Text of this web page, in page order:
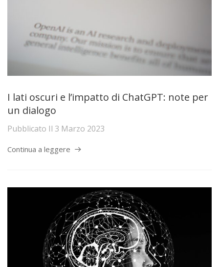
I lati oscuri e l’impatto di ChatGPT: note per
un dialogo
Pubblicato Il 3 Marzo 2023
Continua a leggere